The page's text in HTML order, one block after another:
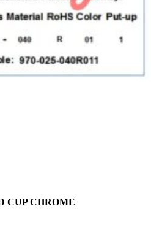
CUP CHROME